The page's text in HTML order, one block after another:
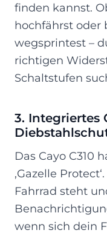
finden kannst.
hochfährst oder
wegsprintest –
richtigen
Schaltstufen
3. Integriertes
Das Cayo C310
‚Gazelle
Fahrrad steht
wenn sich dein